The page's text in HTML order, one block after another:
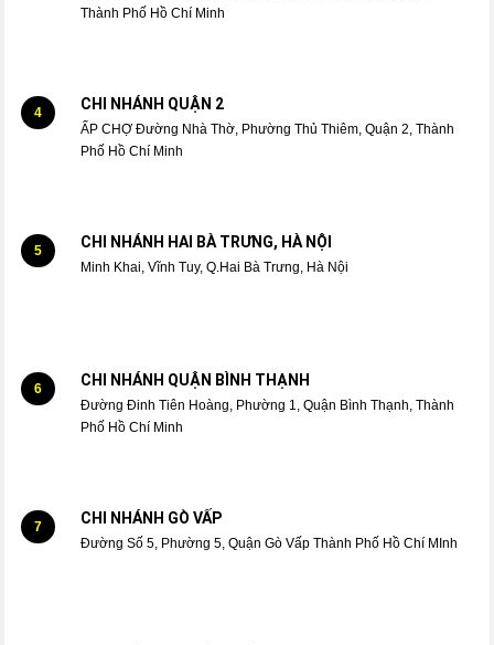
Thành Phố Hồ Chí Minh
4 CHI NHÁNH QUẬN 2
ẤP CHỢ Đường Nhà Thờ, Phường Thủ Thiêm, Quận 2, Thành
Phố Hồ Chí Minh
5 CHI NHÁNH HAI BÀ TRƯNG, HÀ NỘI
Minh Khai, Vĩnh Tuy, Q.Hai Bà Trưng, Hà Nội
6 CHI NHÁNH QUẬN BÌNH THẠNH
Đường Đinh Tiên Hoàng, Phường 1, Quận Bình Thạnh, Thành
Phố Hồ Chí Minh
7 CHI NHÁNH GÒ VẤP
Đường Số 5, Phường 5, Quận Gò Vấp Thành Phố Hồ Chí MInh